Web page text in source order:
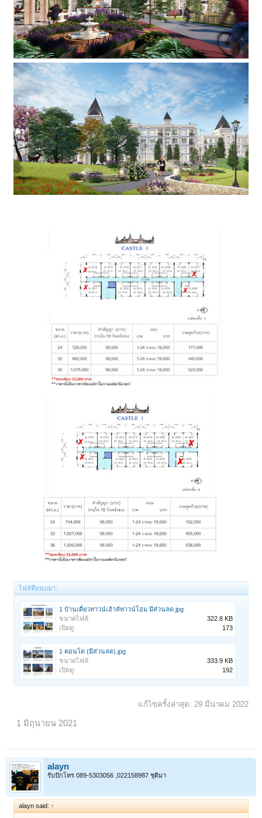
ไฟล์ที่แนบมา:
1 บ้านเดี่ยวทาวน์เฮ้าส์ทาวน์โฮม มีส่วนลด.jpg
ขนาดไฟล์:
322.8 KB
เปิดดู:
173
1 คอนโด (มีส่วนลด).jpg
ขนาดไฟล์:
333.9 KB
เปิดดู:
192
แก้ไขครั้งล่าสุด: 29 มีนาคม 2022
1 มิถุนายน 2021
alayn
รับปักโทร 089-5303056 ,022158987 ชุติมา
alayn said: ↑